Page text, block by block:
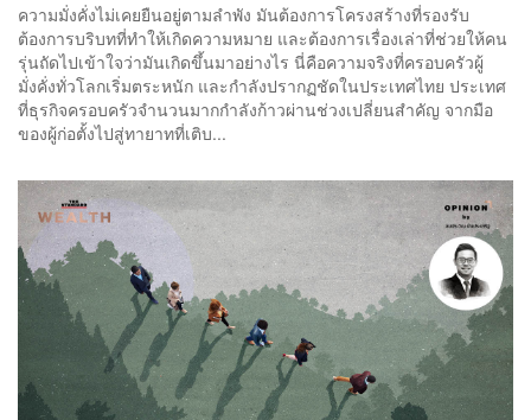
​​ความมั่งคั่งไม่เคยยืนอยู่ตามลำพัง มันต้องการโครงสร้างที่รองรับ
ต้องการบริบทที่ทำให้เกิดความหมาย และต้องการเรื่องเล่าที่ช่วยให้คน
รุ่นถัดไปเข้าใจว่ามันเกิดขึ้นมาอย่างไร นี่คือความจริงที่ครอบครัวผู้
มั่งคั่งทั่วโลกเริ่มตระหนัก และกำลังปรากฏชัดในประเทศไทย ประเทศ
ที่ธุรกิจครอบครัวจำนวนมากกำลังก้าวผ่านช่วงเปลี่ยนสำคัญ จากมือ
ของผู้ก่อตั้งไปสู่ทายาทที่เติบ...